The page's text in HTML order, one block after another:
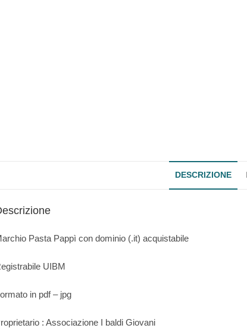
DESCRIZIONE
Pasta Pappì con dominio (.it) acquistabile
UIBM
in pdf – jpg
: Associazione I baldi Giovani